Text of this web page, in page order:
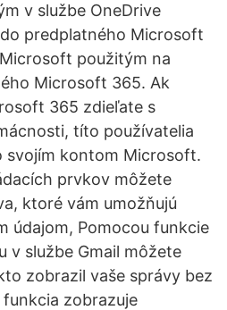
v službe OneDrive
predplatného Microsoft
použitým na
Microsoft 365. Ak
365 zdieľate s
títo používatelia
svojím kontom Microsoft.
prvkov môžete
ktoré vám umožňujú
údajom, Pomocou funkcie
v službe Gmail môžete
zobrazil vaše správy bez
zobrazuje